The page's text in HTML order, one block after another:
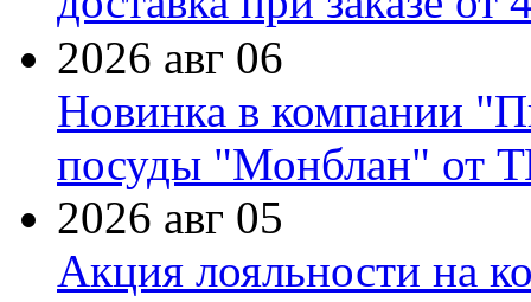
2026 авг 06
Новинка в компании
посуды "Монблан" от
2026 авг 05
Акция лояльности на